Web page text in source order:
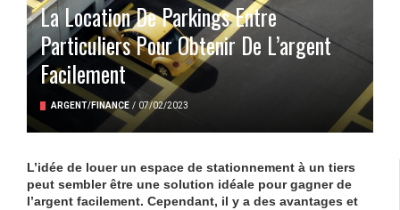
La Location De Parkings Entre
Particuliers Pour Obtenir De L’argent
Facilement
ARGENT/FINANCE / 07/02/2023
L’idée de louer un espace de stationnement à un tiers
peut sembler être une solution idéale pour gagner de
l’argent facilement. Cependant, il y a des avantages et